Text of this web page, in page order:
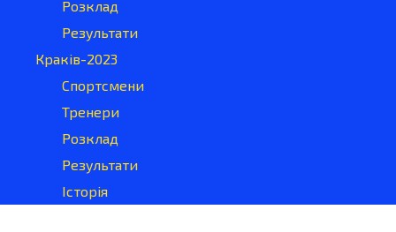
Розклад
Результати
Краків-2023
Спортсмени
Тренери
Розклад
Результати
Історія